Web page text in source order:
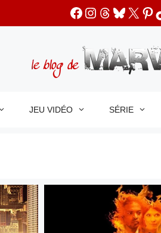
Facebook
Instagram
Threads
Bluesky
X
JEU VIDÉO SÉRIE